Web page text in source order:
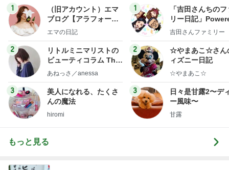
1
（旧アカウント）エマ
ブログ【アラフォー会
社売却セカンドライ
エマの日記
2
リトルミニマリストの
ビューティコラム The
little minimalist's bea
あねっさ／anessa
3
美人になれる、たくさ
んの魔法
hiromi
1
「吉田さんちの
リー日記」
y Ameba 吉田さ
ログ
吉田さんファミリー
2
☆やまあこ☆さん
ィズニー日記
☆やまあこ☆
3
日々是甘露2〜デ
ー風味〜
甘露
もっと見る